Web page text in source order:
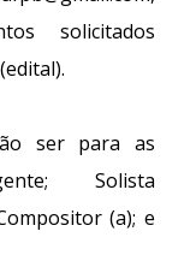
solicitados
ser para as
Solista
(a); e